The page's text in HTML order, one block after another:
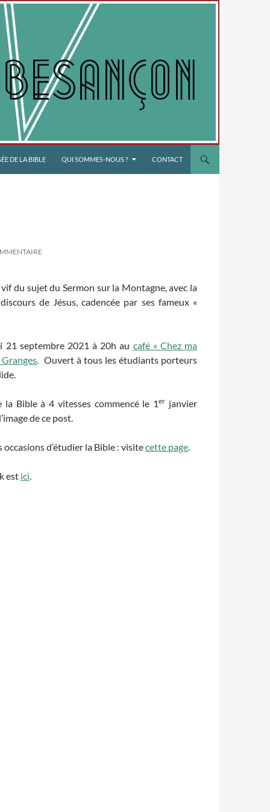
DE LA BIBLE QUI SOMMES-NOUS ? CONTACT
du sujet du Sermon sur la Montagne, avec la
de Jésus, cadencée par ses fameux «
21 septembre 2021 à 20h au café « Chez ma
. Ouvert à tous les étudiants porteurs
la Bible à 4 vitesses commencé le 1er janvier
de ce post.
occasions d’étudier la Bible : visitecette page.
est ici.